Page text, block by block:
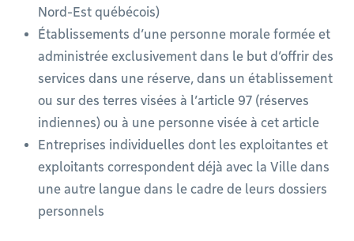
Nord-Est québécois)
Établissements d’une personne morale formée et
administrée exclusivement dans le but d’offrir des
services dans une réserve, dans un établissement
ou sur des terres visées à l’article 97 (réserves
indiennes) ou à une personne visée à cet article
Entreprises individuelles dont les exploitantes et
exploitants correspondent déjà avec la Ville dans
une autre langue dans le cadre de leurs dossiers
personnels